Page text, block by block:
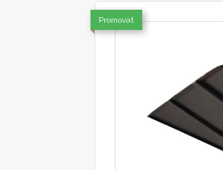
Promovat